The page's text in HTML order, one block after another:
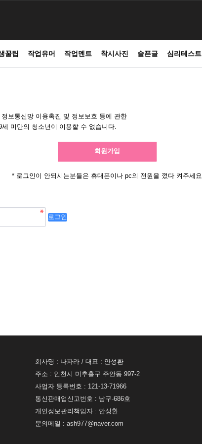
꿀팁 작업유머 작업멘트 착시사진 슬픈글 심리테스트
보통신망 이용촉진 및 정보보호 등에 관한
미만의 청소년이 이용할 수 없습니다.
회원가입
* 로그인이 안되시는분들은 휴대폰이나 pc의 전원을 껐다 켜주세요
로그인
회사명 : 나파라 / 대표 : 안성환
주소 : 인천시 미추홀구 주안동 997-2
사업자 등록번호 : 121-13-71966
통신판매업신고번호 : 남구-686호
개인정보관리책임자 : 안성환
문의메일 : ash977@naver.com